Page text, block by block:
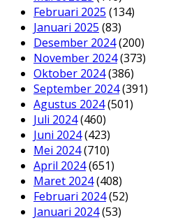
Februari 2025 (134)
Januari 2025 (83)
Desember 2024(200)
November 2024(373)
Oktober 2024(386)
September 2024(391)
Agustus 2024(501)
Juli 2024(460)
Juni 2024(423)
Mei 2024(710)
April 2024(651)
Maret 2024(408)
Februari 2024(52)
Januari 2024(53)